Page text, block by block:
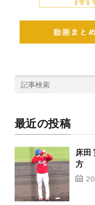
最近の投稿
床田
方